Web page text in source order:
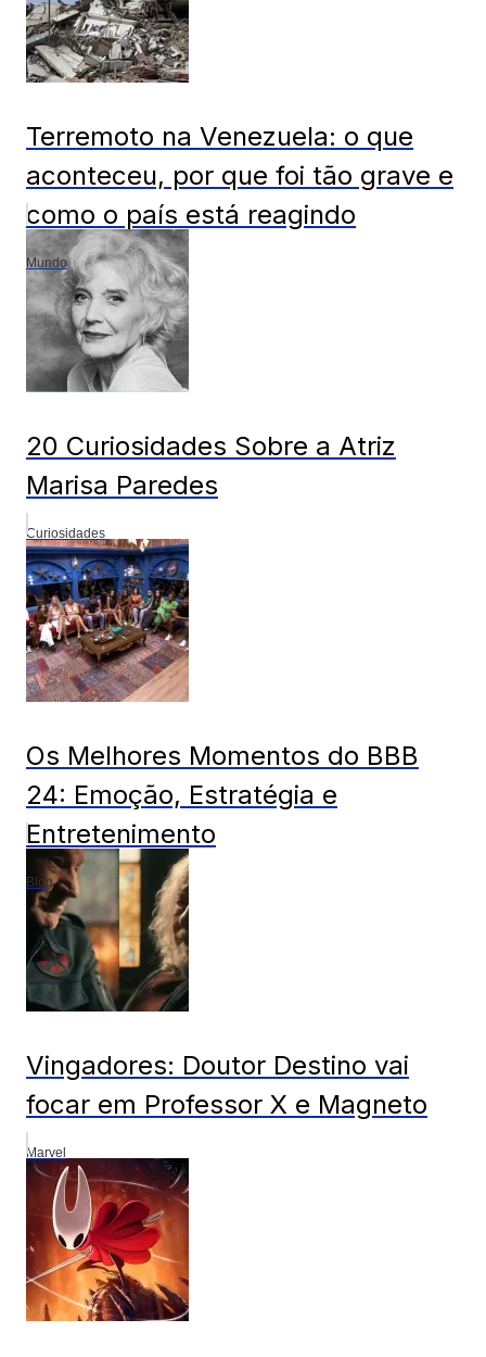
Terremoto na Venezuela: o que
aconteceu, por que foi tão grave e
como o país está reagindo
Mundo
20 Curiosidades Sobre a Atriz
Marisa Paredes
Curiosidades
Os Melhores Momentos do BBB
24: Emoção, Estratégia e
Entretenimento
Blog
Vingadores: Doutor Destino vai
focar em Professor X e Magneto
Marvel